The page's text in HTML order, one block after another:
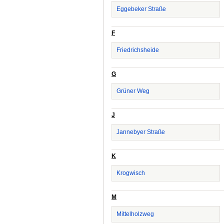
Eggebeker Straße
F
Friedrichsheide
G
Grüner Weg
J
Jannebyer Straße
K
Krogwisch
M
Mittelholzweg